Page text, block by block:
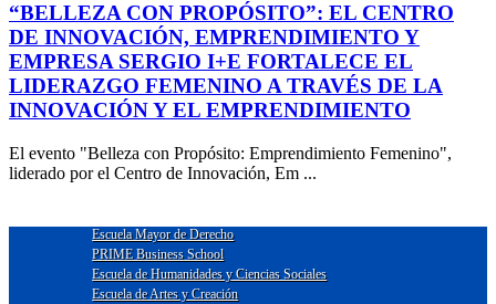
“BELLEZA CON PROPÓSITO”: EL CENTRO
DE INNOVACIÓN, EMPRENDIMIENTO Y
EMPRESA SERGIO I+E FORTALECE EL
LIDERAZGO FEMENINO A TRAVÉS DE LA
INNOVACIÓN Y EL EMPRENDIMIENTO
El evento "Belleza con Propósito: Emprendimiento Femenino",
liderado por el Centro de Innovación, Em ...
Escuela Mayor de Derecho
PRIME Business School
Escuela de Humanidades y Ciencias Sociales
Escuela de Artes y Creación